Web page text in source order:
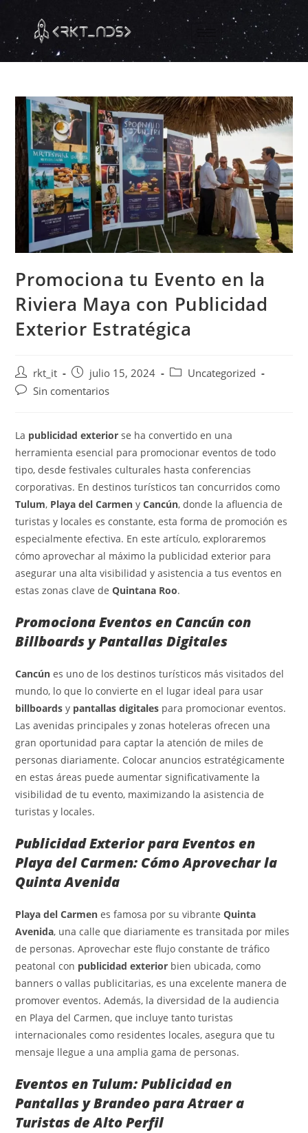
Promociona tu Evento en la
Riviera Maya con Publicidad
Exterior Estratégica
rkt_it julio 15, 2024
Uncategorized
Sin comentarios
La publicidad exterior se ha convertido en una
herramienta esencial para promocionar eventos de todo
tipo, desde festivales culturales hasta conferencias
corporativas. En destinos turísticos tan concurridos como
Tulum, Playa del Carmen yCancún, donde la afluencia de
turistas y locales es constante, esta forma de promoción es
especialmente efectiva. En este artículo, exploraremos
cómo aprovechar al máximo la publicidad exterior para
asegurar una alta visibilidad y asistencia a tus eventos en
estas zonas clave deQuintana Roo.
Promociona Eventos en Cancún con
Billboards y Pantallas Digitales
Cancún es uno de los destinos turísticos más visitados del
mundo, lo que lo convierte en el lugar ideal para usar
billboards y pantallas digitales para promocionar eventos.
Las avenidas principales y zonas hoteleras ofrecen una
gran oportunidad para captar la atención de miles de
personas diariamente. Colocar anuncios estratégicamente
en estas áreas puede aumentar significativamente la
visibilidad de tu evento, maximizando la asistencia de
turistas y locales.
Publicidad Exterior para Eventos en
Playa del Carmen: Cómo Aprovechar la
Quinta Avenida
Playa del Carmen es famosa por su vibranteQuinta
Avenida, una calle que diariamente es transitada por miles
de personas. Aprovechar este flujo constante de tráfico
peatonal con publicidad exterior bien ubicada, como
banners o vallas publicitarias, es una excelente manera de
promover eventos. Además, la diversidad de la audiencia
en Playa del Carmen, que incluye tanto turistas
internacionales como residentes locales, asegura que tu
mensaje llegue a una amplia gama de personas.
Eventos en Tulum: Publicidad en
Pantallas y Brandeo para Atraer a
Turistas de Alto Perfil